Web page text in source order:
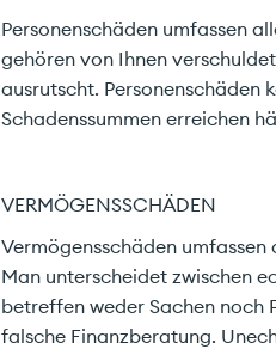
Personenschäden umfassen
gehören von Ihnen
ausrutscht. Personenschäden
Schadenssummen erreichen
VERMÖGENSSCHÄDEN
Vermögensschäden
Man unterscheidet zwischen
betreffen weder Sachen noch
falsche Finanzberatung.